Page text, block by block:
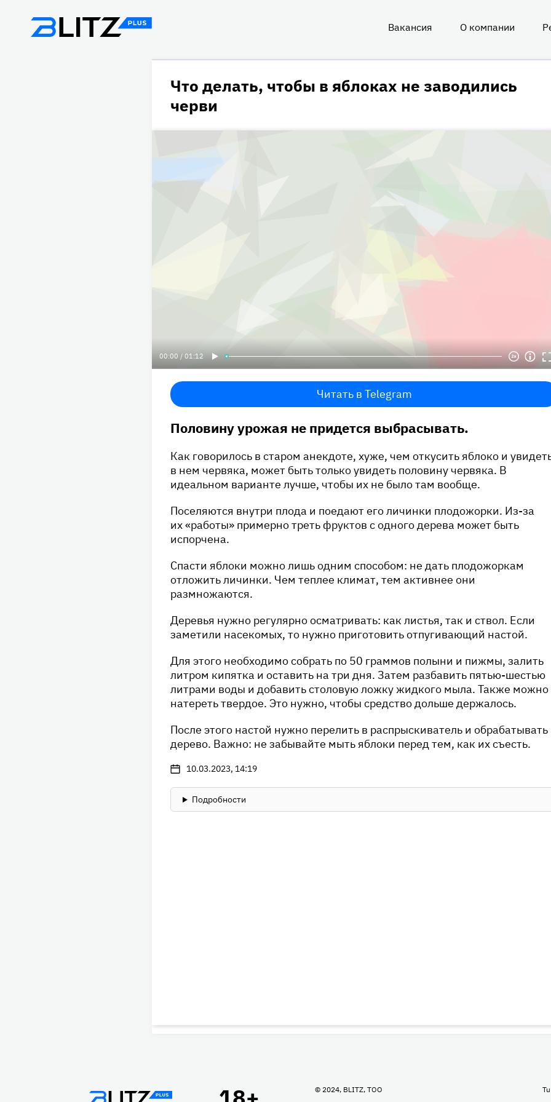
Вакансия О компании
Что делать, чтобы в яблоках не заводились
черви
00:00 / 01:12
Читать в Telegram
Половину урожая не придется выбрасывать.
Как говорилось в старом анекдоте, хуже, чем откусить яблоко и
в нем червяка, может быть только увидеть половину червяка. В
идеальном варианте лучше, чтобы их не было там вообще.
Поселяются внутри плода и поедают его личинки плодожорки. Из-за
их «работы» примерно треть фруктов с одного дерева может быть
испорчена.
Спасти яблоки можно лишь одним способом: не дать плодожоркам
отложить личинки. Чем теплее климат, тем активнее они
размножаются.
Деревья нужно регулярно осматривать: как листья, так и ствол. Если
заметили насекомых, то нужно приготовить отпугивающий настой.
Для этого необходимо собрать по 50 граммов полыни и пижмы, залить
литром кипятка и оставить на три дня. Затем разбавить пятью-шестью
литрами воды и добавить столовую ложку жидкого мыла. Также можно
натереть твердое. Это нужно, чтобы средство дольше держалось.
После этого настой нужно перелить в распрыскиватель и обрабатывать
дерево. Важно: не забывайте мыть яблоки перед тем, как их съесть.
10.03.2023, 14:19
Подробности
© 2024, BLITZ, TOO